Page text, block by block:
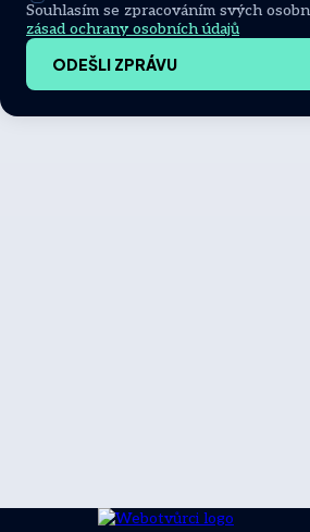
Souhlasím se zpracováním svých
zásad ochrany osobních údajů
ODEŠLI ZPRÁVU